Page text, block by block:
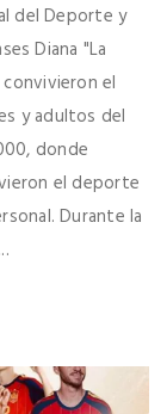
del Deporte y
Diana "La
el
y adultos del
donde
el deporte
Durante la